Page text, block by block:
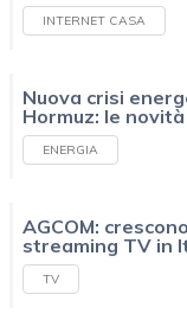
INTERNET CASA
Nuova crisi
Hormuz: le
ENERGIA
AGCOM:
streaming TV in
TV